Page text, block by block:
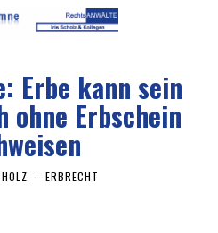
Erbe kann sein
ohne Erbschein
ERBRECHT